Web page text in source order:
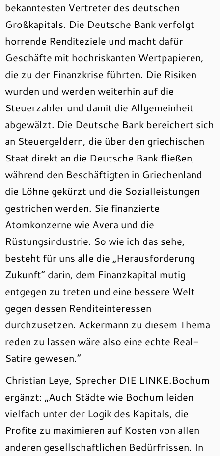
bekanntesten Vertreter des deutschen
Großkapitals. Die Deutsche Bank verfolgt
horrende Renditeziele und macht dafür
Geschäfte mit hochriskanten Wertpapieren,
die zu der Finanzkrise führten. Die Risiken
wurden und werden weiterhin auf die
Steuerzahler und damit die Allgemeinheit
abgewälzt. Die Deutsche Bank bereichert sich
an Steuergeldern, die über den griechischen
Staat direkt an die Deutsche Bank fließen,
während den Beschäftigten in Griechenland
die Löhne gekürzt und die Sozialleistungen
gestrichen werden. Sie finanzierte
Atomkonzerne wie Avera und die
Rüstungsindustrie. So wie ich das sehe,
besteht für uns alle die „Herausforderung
Zukunft“ darin, dem Finanzkapital mutig
entgegen zu treten und eine bessere Welt
gegen dessen Renditeinteressen
durchzusetzen. Ackermann zu diesem Thema
reden zu lassen wäre also eine echte Real-
Satire gewesen.“
Christian Leye, Sprecher DIE LINKE.Bochum
ergänzt: „Auch Städte wie Bochum leiden
vielfach unter der Logik des Kapitals, die
Profite zu maximieren auf Kosten von allen
anderen gesellschaftlichen Bedürfnissen. In